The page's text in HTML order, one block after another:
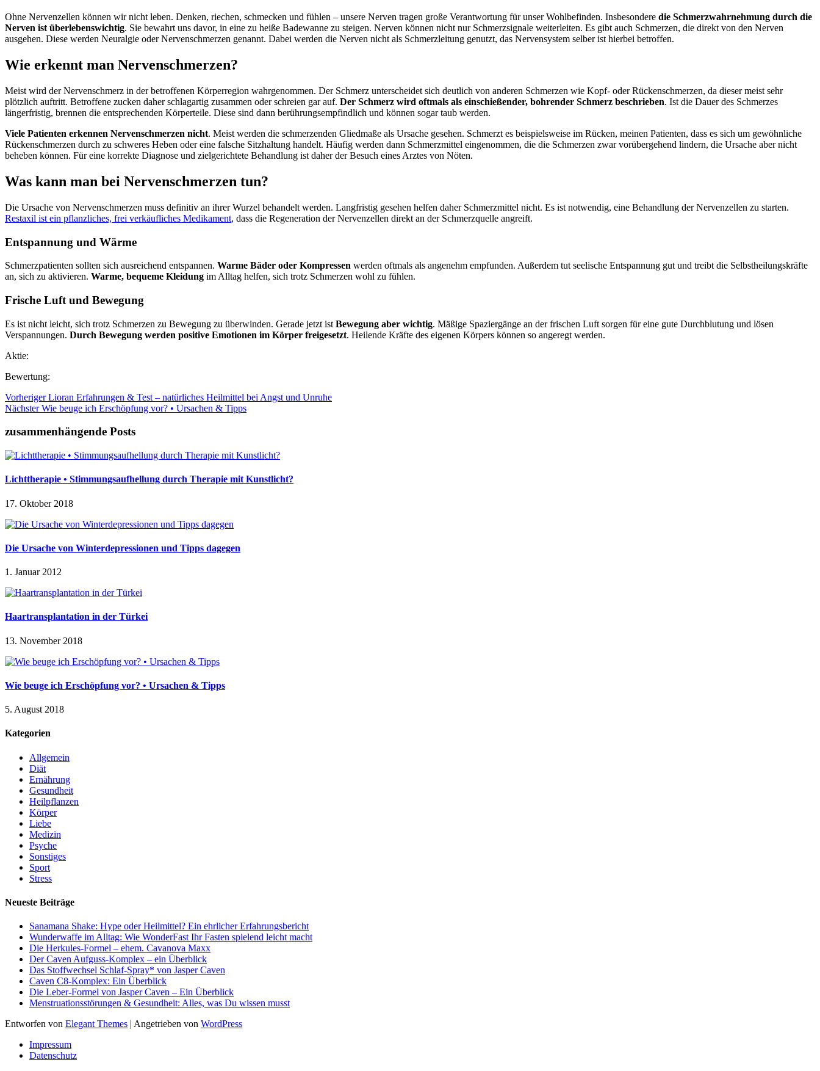
Ohne Nervenzellen können wir nicht leben. Denken, riechen, schmecken und fühlen – unsere Nerven tragen große Verantwortung für unser Wohlbefinden. Insbesondere die Schmerzwahrnehmung durch die
Nerven ist überlebenswichtig. Sie bewahrt uns davor, in eine zu heiße Badewanne zu steigen. Nerven können nicht nur Schmerzsignale weiterleiten. Es gibt auch Schmerzen, die direkt von den Nerven
ausgehen. Diese werden Neuralgie oder Nervenschmerzen genannt. Dabei werden die Nerven nicht als Schmerzleitung genutzt, das Nervensystem selber ist hierbei betroffen.
Wie erkennt man Nervenschmerzen?
Meist wird der Nervenschmerz in der betroffenen Körperregion wahrgenommen. Der Schmerz unterscheidet sich deutlich von anderen Schmerzen wie Kopf- oder Rückenschmerzen, da dieser meist sehr
plötzlich auftritt. Betroffene zucken daher schlagartig zusammen oder schreien gar auf. Der Schmerz wird oftmals als einschießender, bohrender Schmerz beschrieben. Ist die Dauer des Schmerzes
längerfristig, brennen die entsprechenden Körperteile. Diese sind dann berührungsempfindlich und können sogar taub werden.
Viele Patienten erkennen Nervenschmerzen nicht. Meist werden die schmerzenden Gliedmaße als Ursache gesehen. Schmerzt es beispielsweise im Rücken, meinen Patienten, dass es sich um gewöhnliche
Rückenschmerzen durch zu schweres Heben oder eine falsche Sitzhaltung handelt. Häufig werden dann Schmerzmittel eingenommen, die die Schmerzen zwar vorübergehend lindern, die Ursache aber nicht
beheben können. Für eine korrekte Diagnose und zielgerichtete Behandlung ist daher der Besuch eines Arztes von Nöten.
Was kann man bei Nervenschmerzen tun?
Die Ursache von Nervenschmerzen muss definitiv an ihrer Wurzel behandelt werden. Langfristig gesehen helfen daher Schmerzmittel nicht. Es ist notwendig, eine Behandlung der Nervenzellen zu starten.
Restaxil ist ein pflanzliches, frei verkäufliches Medikament, dass die Regeneration der Nervenzellen direkt an der Schmerzquelle angreift.
Entspannung und Wärme
Schmerzpatienten sollten sich ausreichend entspannen. Warme Bäder oder Kompressen werden oftmals als angenehm empfunden. Außerdem tut seelische Entspannung gut und treibt die Selbstheilungskräfte
an, sich zu aktivieren. Warme, bequeme Kleidung im Alltag helfen, sich trotz Schmerzen wohl zu fühlen.
Frische Luft und Bewegung
Es ist nicht leicht, sich trotz Schmerzen zu Bewegung zu überwinden. Gerade jetzt ist Bewegung aber wichtig. Mäßige Spaziergänge an der frischen Luft sorgen für eine gute Durchblutung und lösen
Verspannungen. Durch Bewegung werden positive Emotionen im Körper freigesetzt. Heilende Kräfte des eigenen Körpers können so angeregt werden.
Aktie:
Bewertung:
Vorheriger Lioran Erfahrungen & Test – natürliches Heilmittel bei Angst und Unruhe
Nächster Wie beuge ich Erschöpfung vor? • Ursachen & Tipps
zusammenhängende Posts
Lichttherapie • Stimmungsaufhellung durch Therapie mit Kunstlicht?
17. Oktober 2018
Die Ursache von Winterdepressionen und Tipps dagegen
1. Januar 2012
Haartransplantation in der Türkei
13. November 2018
Wie beuge ich Erschöpfung vor? • Ursachen & Tipps
5. August 2018
Kategorien
Allgemein
Diät
Ernährung
Gesundheit
Heilpflanzen
Körper
Liebe
Medizin
Psyche
Sonstiges
Sport
Stress
Neueste Beiträge
Sanamana Shake: Hype oder Heilmittel? Ein ehrlicher Erfahrungsbericht
Wunderwaffe im Alltag: Wie WonderFast Ihr Fasten spielend leicht macht
Die Herkules-Formel – ehem. Cavanova Maxx
Der Caven Aufguss-Komplex – ein Überblick
Das Stoffwechsel Schlaf-Spray* von Jasper Caven
Caven C8-Komplex: Ein Überblick
Die Leber-Formel von Jasper Caven – Ein Überblick
Menstruationsstörungen & Gesundheit: Alles, was Du wissen musst
Entworfen von Elegant Themes | Angetrieben von WordPress
Impressum
Datenschutz